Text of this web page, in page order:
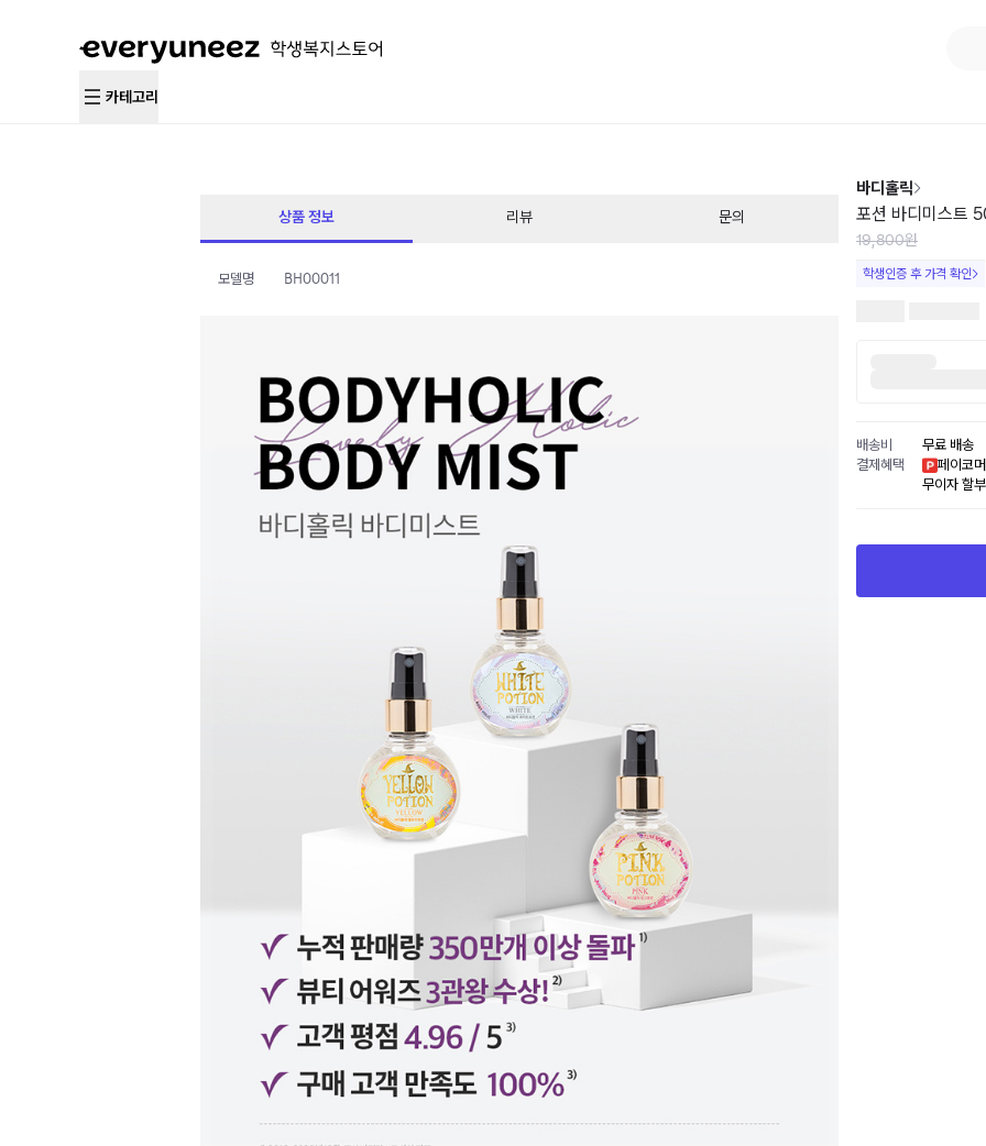
카테고리
상품 정보 리뷰 문의
모델명 BH00011
바디홀릭
포션 바디미스트
19,800원
학생인증 후 가격 확인
배송비
무료 배송
결제혜택
페이코
무이자 할